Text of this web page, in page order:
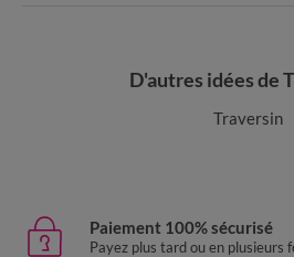
D'autres idées de
Traversin
Paiement 100% sécurisé
Payez plus tard ou en plusieurs